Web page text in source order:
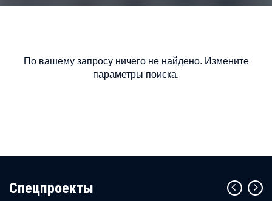
По вашему запросу ничего не найдено. Измените
параметры поиска.
Cпецпроекты